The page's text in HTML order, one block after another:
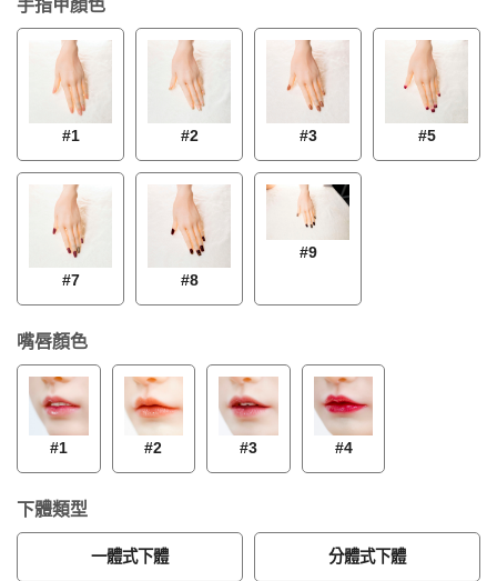
手指甲顏色
#1 #2 #3 #5
#7 #8
#9
嘴唇顏色
#1 #2 #3 #4
下體類型
一體式下體 分體式下體